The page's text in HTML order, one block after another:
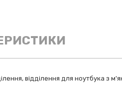
відділення для ноутбука з